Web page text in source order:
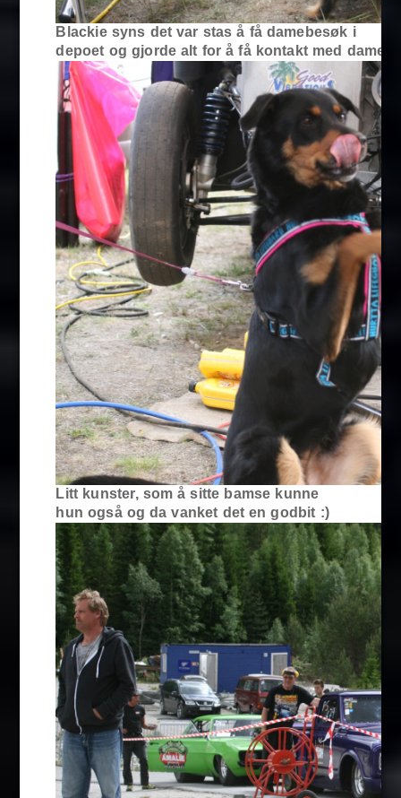
Blackie syns det var stas å få damebesøk i
depoet og gjorde alt for å få kontakt med damen
Litt kunster, som å sitte bamse kunne
hun også og da vanket det en godbit :)